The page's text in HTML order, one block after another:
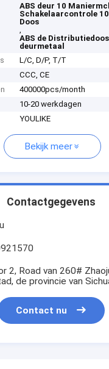
ABS deur 10
Schakelaarcontrole
Doos
,
ABS de
deurmetaal
L/C, D/P, T/T
CCC, CE
400000pcs/month
10-20 werkdagen
YOULIKE
Bekijk meer
Contactgegevens
2, Road van 260#
de provincie van
Contact nu